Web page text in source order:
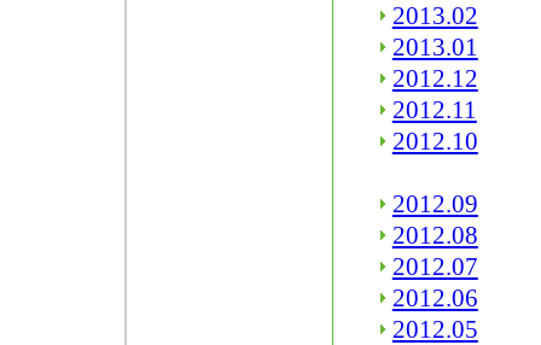
2013.02
2013.01
2012.12
2012.11
2012.10
2012.09
2012.08
2012.07
2012.06
2012.05